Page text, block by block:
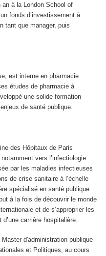
an à la London School of
fonds d’investissement à
tant que manager, puis
est interne en pharmacie
études de pharmacie à
une solide formation
de santé publique.
des Hôpitaux de Paris
vers l’infectiologie
par les maladies infectieuses
de crise sanitaire à l’échelle
spécialisé en santé publique
à la fois de découvrir le monde
et de s’approprier les
carrière hospitalière.
d'administration publique
et Politiques, au cours